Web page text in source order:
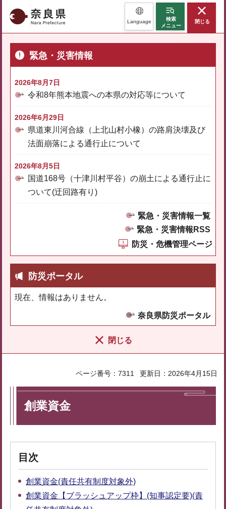
奈良県 Language
検索
メニュー
閉じる
緊急・災害情報
2026年8月7日
令和8年熊本地震への本県の対応等について
2026年6月29日
県道東川河合線（上北山村小橡）の路肩決壊及び
法面崩落による通行止について
2026年8月5日
国道168号（十津川村平谷）の崩土による通行止に
ついて(迂回路有り)
緊急・災害情報一覧
緊急・災害情報RSS
防災・危機管理ページ
防災ポータル
現在、情報はありません。
奈良県防災ポータル
閉じる
ページ番号：7311 更新日：2026年4月15日
創業資金
目次
創業資金(責任共有制度対象外)
創業資金【ブラッシュアップ枠】(知事認定要)(責